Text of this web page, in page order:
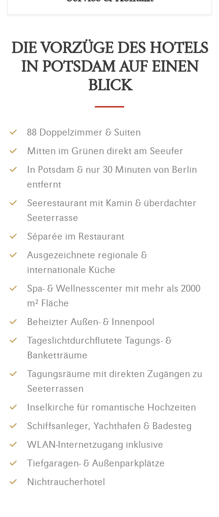
DIE VORZÜGE DES HOTELS
IN POTSDAM AUF EINEN
BLICK
88 Doppelzimmer & Suiten
Mitten im Grünen direkt am Seeufer
In Potsdam & nur 30 Minuten von Berlin
entfernt
Seerestaurant mit Kamin & überdachter
Seeterrasse
Séparée im Restaurant
Ausgezeichnete regionale &
internationale Küche
Spa- & Wellnesscenter mit mehr als 2000
m² Fläche
Beheizter Außen- & Innenpool
Tageslichtdurchflutete Tagungs- &
Banketträume
Tagungsräume mit direkten Zugängen zu
Seeterrassen
Inselkirche für romantische Hochzeiten
Schiffsanleger, Yachthafen & Badesteg
WLAN-Internetzugang inklusive
Tiefgaragen- & Außenparkplätze
Nichtraucherhotel